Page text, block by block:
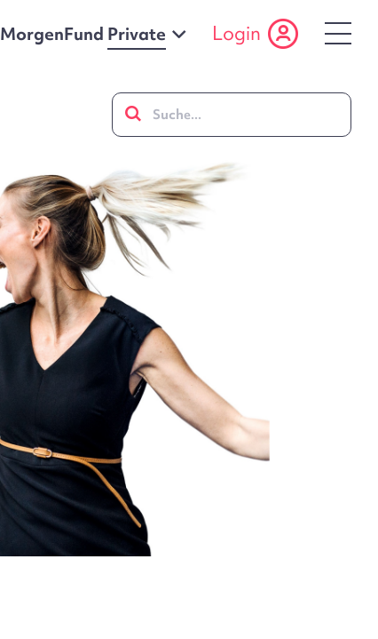
MorgenFund Private Login